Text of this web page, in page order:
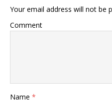
き
Your email address will not be
Comment
Name *